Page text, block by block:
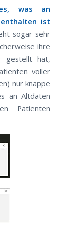
was an
ist
sogar sehr
ihre
gestellt hat,
voller
nur knappe
an Altdaten
Patienten